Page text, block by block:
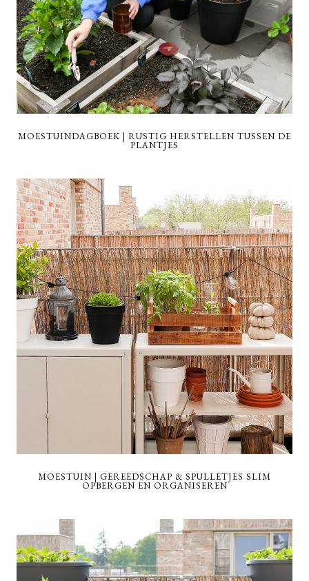
MOESTUINDAGBOEK | RUSTIG HERSTELLEN TUSSEN DE
PLANTJES
MOESTUIN | GEREEDSCHAP & SPULLETJES SLIM
OPBERGEN EN ORGANISEREN